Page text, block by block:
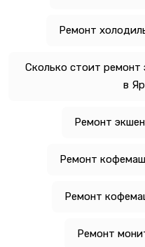
Ремонт
Сколько стоит ремонт
в
Ремонт
Ремонт
Ремонт
Ремонт